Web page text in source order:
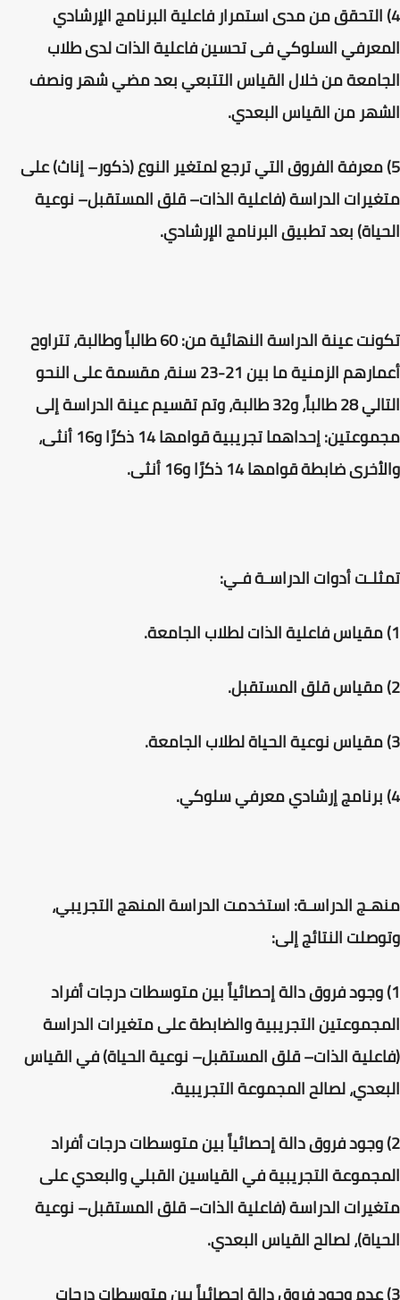
4) التحقق من مدى استمرار فاعلية البرنامج الإرشادي
المعرفي السلوكي فى تحسين فاعلية الذات لدى طلاب
الجامعة من خلال القياس التتبعي بعد مضي شهر ونصف
الشهر من القياس البعدي.
5) معرفة الفروق التي ترجع لمتغير النوع (ذكور– إناث) على
متغيرات الدراسة (فاعلية الذات– قلق المستقبل– نوعية
الحياة) بعد تطبيق البرنامج الإرشادي.
تكونت عينة الدراسة النهائية من: 60 طالباً وطالبة، تتراوح
أعمارهم الزمنية ما بين 21-23 سنة، مقسمة على النحو
التالي 28 طالباً، و32 طالبة، وتم تقسيم عينة الدراسة إلى
مجموعتين: إحداهما تجريبية قوامها 14 ذكرًا و16 أنثى،
والأخرى ضابطة قوامها 14 ذكرًا و16 أنثى.
تمثلـت أدوات الدراسـة فـي:
1) مقياس فاعلية الذات لطلاب الجامعة.
2) مقياس قلق المستقبل.
3) مقياس نوعية الحياة لطلاب الجامعة.
4) برنامج إرشادي معرفي سلوكي.
منهـج الدراسـة: استخدمت الدراسة المنهج التجريبي،
وتوصلت النتائج إلى:
1) وجود فروق دالة إحصائياً بين متوسطات درجات أفراد
المجموعتين التجريبية والضابطة على متغيرات الدراسة
(فاعلية الذات– قلق المستقبل– نوعية الحياة) في القياس
البعدي، لصالح المجموعة التجريبية.
2) وجود فروق دالة إحصائياً بين متوسطات درجات أفراد
المجموعة التجريبية في القياسين القبلي والبعدي على
متغيرات الدراسة (فاعلية الذات– قلق المستقبل– نوعية
الحياة)، لصالح القياس البعدي.